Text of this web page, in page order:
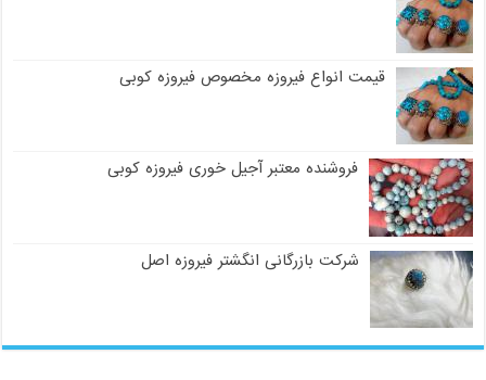
قیمت انواع فیروزه مخصوص فیروزه کوبی
فروشنده معتبر آجیل خوری فیروزه کوبی
شرکت بازرگانی انگشتر فیروزه اصل